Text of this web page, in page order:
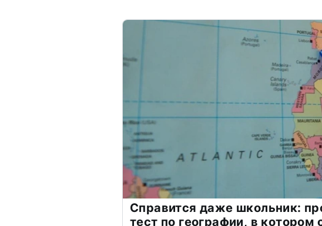
Справится даже школьник:
тест по географии, в котором